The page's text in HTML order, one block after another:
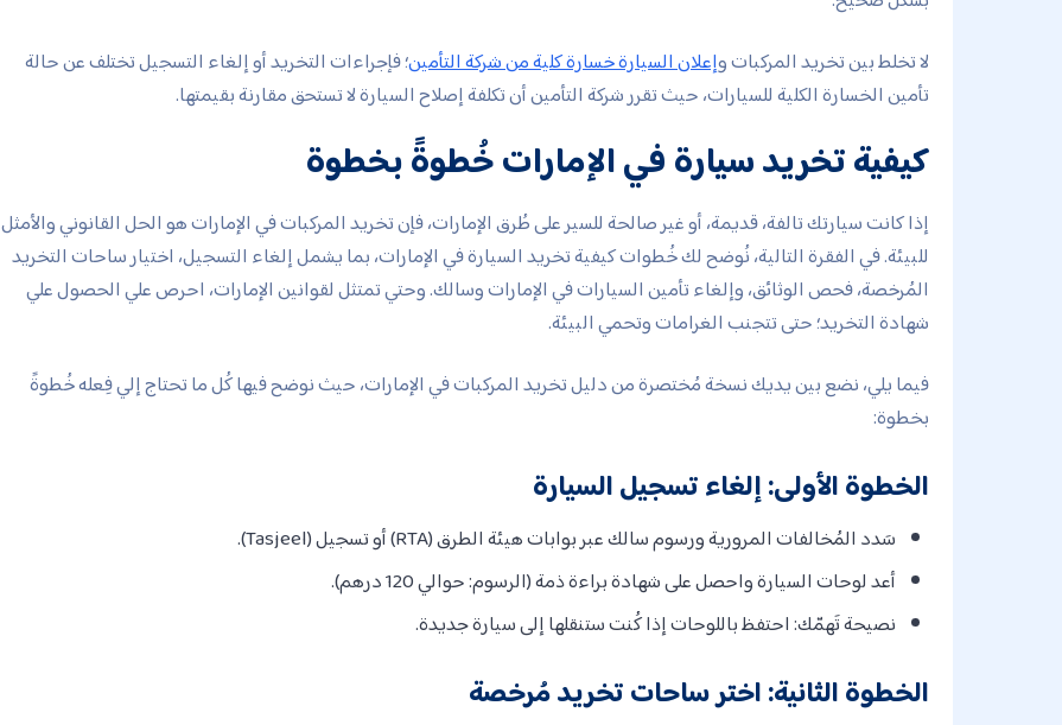
لا تخلط بين تخريد المركبات وإعلان السيارة خسارة كلية من شركة التأمين؛ فإجراءات التخريد أو إلغاء التسجيل تختلف عن حالة
تأمين الخسارة الكلية للسيارات، حيث تقرر شركة التأمين أن تكلفة إصلاح السيارة لا تستحق مقارنة بقيمتها.
كيفية تخريد سيارة في الإمارات خُطوةً بخطوة
إذا كانت سيارتك تالفة، قديمة، أو غير صالحة للسير على طُرق الإمارات، فإن تخريد المركبات في الإمارات هو الحل القانوني والأمثل
للبيئة. في الفقرة التالية، نُوضح لك خُطوات كيفية تخريد السيارة في الإمارات، بما يشمل إلغاء التسجيل، اختيار ساحات التخريد
المُرخصة، فحص الوثائق، وإلغاء تأمين السيارات في الإمارات وسالك. وحتي تمتثل لقوانين الإمارات، احرص علي الحصول علي
شهادة التخريد؛ حتى تتجنب الغرامات وتحمي البيئة.
فيما يلي، نضع بين يديك نسخة مُختصرة من دليل تخريد المركبات في الإمارات، حيث نوضح فيها كُل ما تحتاج إلي فِعله خُطوةً
بخطوة:
الخطوة الأولى: إلغاء تسجيل السيارة
سَدد المُخالفات المرورية ورسوم سالك عبر بوابات هيئة الطرق (RTA) أو تسجيل (Tasjeel).
أعد لوحات السيارة واحصل على شهادة براءة ذمة (الرسوم: حوالي 120 درهم).
نصيحة تَهمّك: احتفظ باللوحات إذا كُنت ستنقلها إلى سيارة جديدة.
الخطوة الثانية: اختر ساحات تخريد مُرخصة